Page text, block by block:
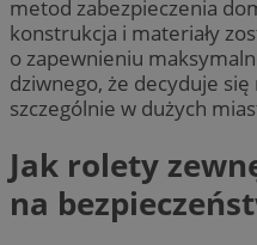
metod zabezpieczenia
konstrukcja i materiały
o zapewnieniu
dziwnego, że decyduje
szczególnie w dużych
Jak rolety
na